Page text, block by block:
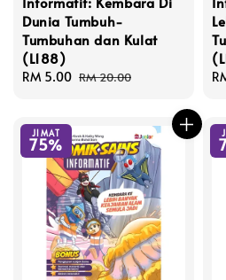
Dunia Tumbuh-
Tumbuhan dan Kulat
(L188)
Sale
RM 5.00 Regular
RM 20.00
JIMAT
75%